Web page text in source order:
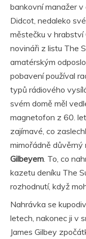
bankovní manažer
Didcot, nedaleko
městečku v hrabství
novináři z listu The
amatérským
pobavení používal
typů rádiového
svém domě měl
magnetofon z 60.
zajímavé, co
mimořádně důvěrný
Gilbeyem. To, co
kazetu deníku The
rozhodnutí, když
Nahrávka se
letech, nakonec ji v
James Gilbey